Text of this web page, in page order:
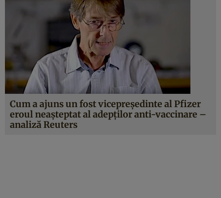
Cum a ajuns un fost vicepreședinte al Pfizer
eroul neașteptat al adepților anti-vaccinare –
analiză Reuters